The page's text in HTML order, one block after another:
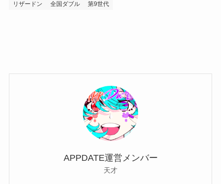
リザードン
全国ダブル 第9世代
APPDATE運営メンバー
天才